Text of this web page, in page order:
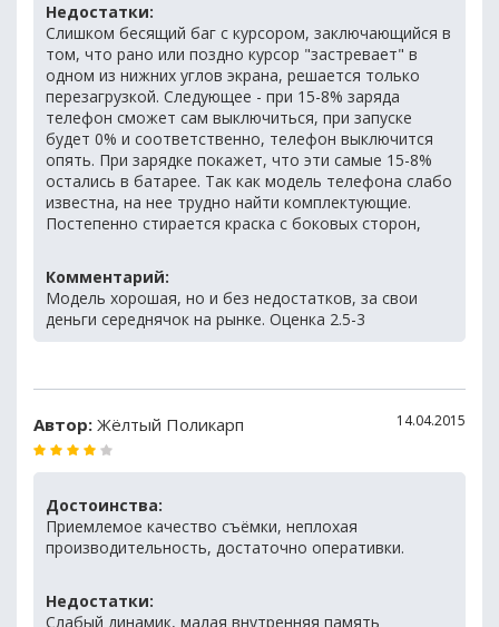
Недостатки:
Слишком бесящий баг с курсором, заключающийся в
том, что рано или поздно курсор "застревает" в
одном из нижних углов экрана, решается только
перезагрузкой. Следующее - при 15-8% заряда
телефон сможет сам выключиться, при запуске
будет 0% и соответственно, телефон выключится
опять. При зарядке покажет, что эти самые 15-8%
остались в батарее. Так как модель телефона слабо
известна, на нее трудно найти комплектующие.
Постепенно стирается краска с боковых сторон,
Комментарий:
Модель хорошая, но и без недостатков, за свои
деньги середнячок на рынке. Оценка 2.5-3
Автор: Жёлтый Поликарп 14.04.2015
Достоинства:
Приемлемое качество съёмки, неплохая
производительность, достаточно оперативки.
Недостатки:
Слабый динамик, малая внутренняя память